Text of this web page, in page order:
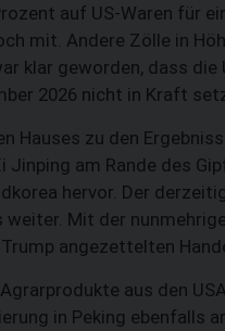
auf US-Waren für
mit. Andere Zölle in
klar geworden, dass
2026 nicht in Kraft
Hauses zu den
am Rande des
hervor. Der
Mit der
angezettelten
aus den
in Peking